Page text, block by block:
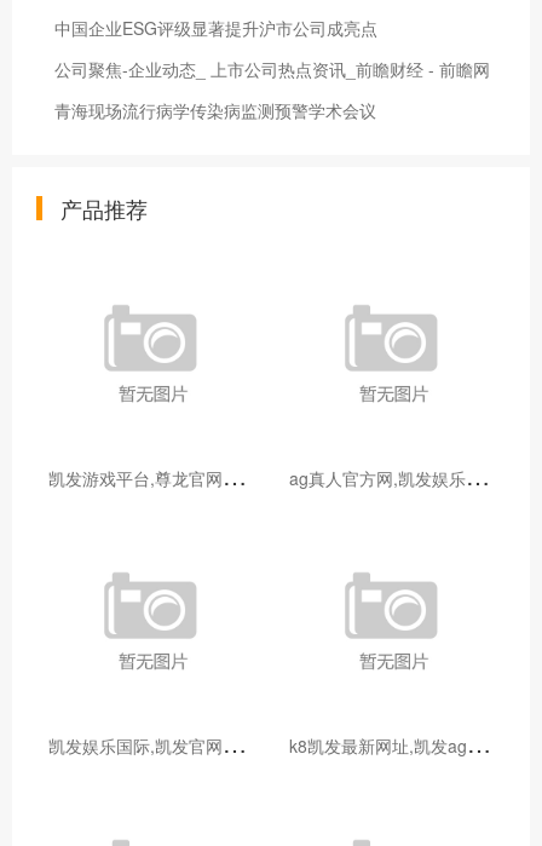
中国企业ESG评级显著提升沪市公司成亮点
公司聚焦-企业动态_ 上市公司热点资讯_前瞻财经 - 前瞻网
青海现场流行病学传染病监测预警学术会议
产品推荐
凯
发游戏平台,尊龙官网登陆地址_宝妈玩转电商带货：无货源模式轻松起步，新手也能快速上手 a
g真人官方网,凯发娱乐最新优惠_发挥宝妈优势：教育类兼职大盘点，既能带娃又能赚钱
凯
发娱乐国际,凯发官网登录手机版_宝妈做自媒体月入过万？从0到1打造个人IP全攻略 k
8凯发最新网址,凯发ag平台_宝妈兼职新选择：线上客服工作指南，时间灵活月入3000+